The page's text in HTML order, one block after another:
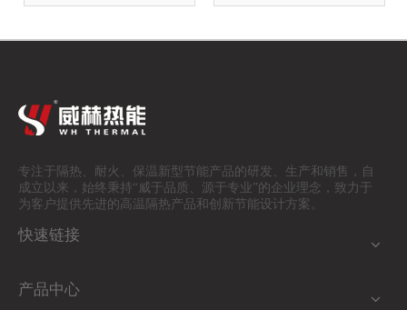
专注于隔热、耐火、保温 新型节能产品的研发、生产和销售，自
成立以来，始终秉持“威于品质、源于专业”的企业理念，致力于
为客户提供先进的高温隔热产品和创新节能设计方案。
快速链接
产品中心